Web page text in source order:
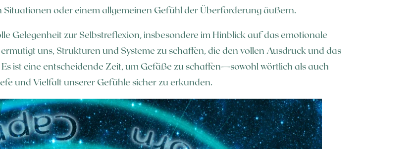
oder einem allgemeinen Gefühl der Überforderung äußern.
Gelegenheit zur Selbstreflexion, insbesondere im Hinblick auf das emotionale
uns, Strukturen und Systeme zu schaffen, die den vollen Ausdruck und das
ist eine entscheidende Zeit, um Gefäße zu schaffen—sowohl wörtlich als auch
und Vielfalt unserer Gefühle sicher zu erkunden.